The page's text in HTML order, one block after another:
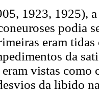
1923, 1925),
podia
eram
da
vistas
da libido